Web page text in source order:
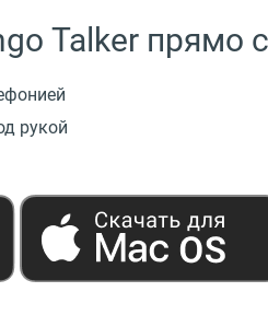
Talker прямо
рукой